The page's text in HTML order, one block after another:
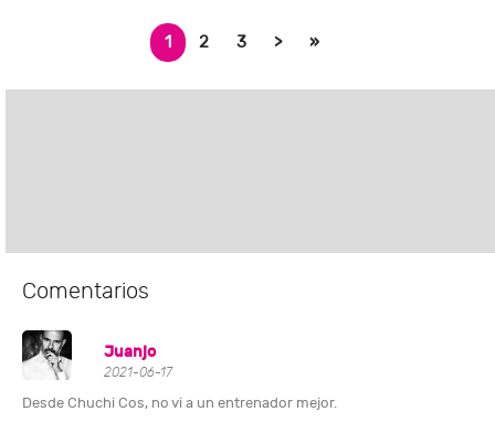
1 2 3 > »
Comentarios
Juanjo
2021-06-17
Desde Chuchi Cos, no vi a un entrenador mejor.